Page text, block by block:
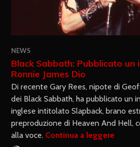
NEWS
Black Sabbath: Pubblicato un
Ronnie James Dio
Di recente Gary Rees, nipote di
dei Black Sabbath, ha pubblicato un
inglese intitolato Slapback, brano
preproduzione di Heaven And Hell,
alla voce. Continua a leggere